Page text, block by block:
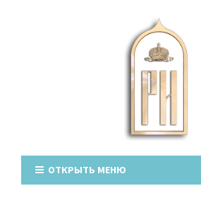
ОТКРЫТЬ МЕНЮ